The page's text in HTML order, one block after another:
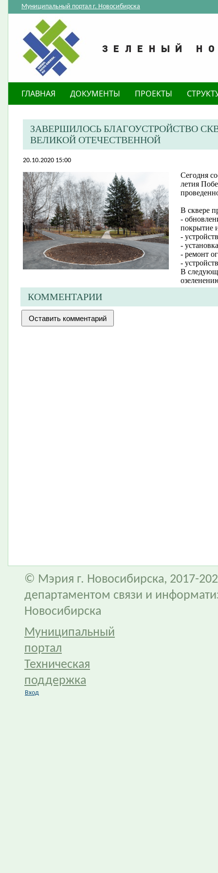
Муниципальный портал г. Новосибирска
ГЛАВНАЯ ДОКУМЕНТЫ ПРОЕКТЫ
ЗАВЕРШИЛОСЬ БЛАГОУСТРОЙСТВО
ВЕЛИКОЙ ОТЕЧЕСТВЕННОЙ
20.10.2020 15:00
Сегодня
летия
В сквере
-
покрытие
-
-
- ремонт
-
В
КОММЕНТАРИИ
© Мэрия г. Новосибирска, 2017-
департаментом связи и
Новосибирска
Муниципальный
портал
Техническая
поддержка
Вход